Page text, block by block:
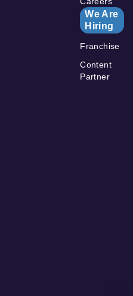
We Are
Hiring
Franchise
Content
Partner